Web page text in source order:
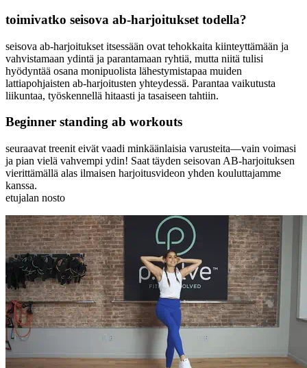
toimivatko seisova ab-harjoitukset todella?
seisova ab-harjoitukset itsessään ovat tehokkaita kiinteyttämään ja
vahvistamaan ydintä ja parantamaan ryhtiä, mutta niitä tulisi
hyödyntää osana monipuolista lähestymistapaa muiden
lattiapohjaisten ab-harjoitusten yhteydessä. Parantaa vaikutusta
liikuntaa, työskennellä hitaasti ja tasaiseen tahtiin.
Beginner standing ab workouts
seuraavat treenit eivät vaadi minkäänlaisia varusteita—vain voimasi
ja pian vielä vahvempi ydin! Saat täyden seisovan AB-harjoituksen
vierittämällä alas ilmaisen harjoitusvideon yhden kouluttajamme
kanssa.
etujalan nosto